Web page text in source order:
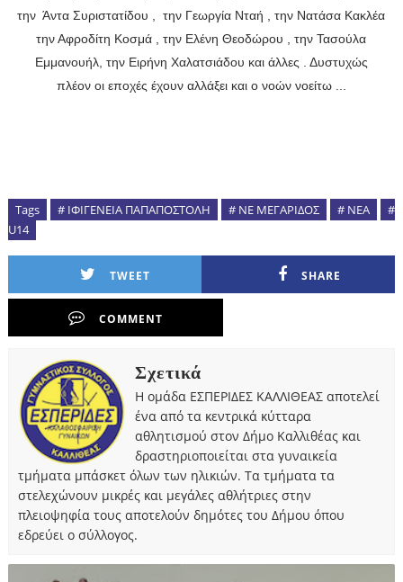
την Άντα Συριστατίδου , την Γεωργία Νταή , την Νατάσα Κακλέα
την Αφροδίτη Κοσμά , την Ελένη Θεοδώρου , την Τασούλα
Εμμανουήλ, την Ειρήνη Χαλατσιάδου και άλλες . Δυστυχώς
πλέον οι εποχές έχουν αλλάξει και ο νοών νοείτω ...
Tags # ΙΦΙΓΕΝΕΙΑ ΠΑΠΑΠΟΣΤΟΛΗ # ΝΕ ΜΕΓΑΡΙΔΟΣ # NEA
#
U14
TWEET SHARE
COMMENT
Σχετικά
Η ομάδα ΕΣΠΕΡΙΔΕΣ ΚΑΛΛΙΘΕΑΣ αποτελεί
ένα από τα κεντρικά κύτταρα
αθλητισμού στον Δήμο Καλλιθέας και
δραστηριοποιείται στα γυναικεία
τμήματα μπάσκετ όλων των ηλικιών. Τα τμήματα τα
στελεχώνουν μικρές και μεγάλες αθλήτριες στην
πλειοψηφία τους αποτελούν δημότες του Δήμου όπου
εδρεύει ο σύλλογος.